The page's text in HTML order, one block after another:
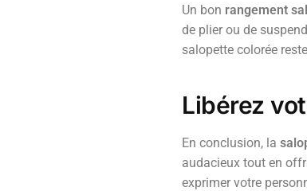
Un bon rangement
de plier ou de
salopette colorée
Libérez
En conclusion, la
audacieux tout en
exprimer votre